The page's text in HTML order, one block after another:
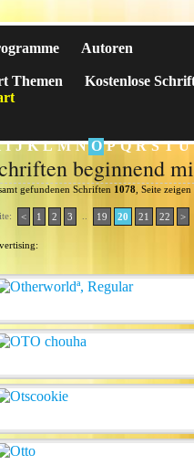
Autoren
Themen
Kostenlose
I J K L M N O P Q R S T U
beginnend
gefundenen Schriften 1078 , Seite
< 1 2 3 19 20 21 22 >